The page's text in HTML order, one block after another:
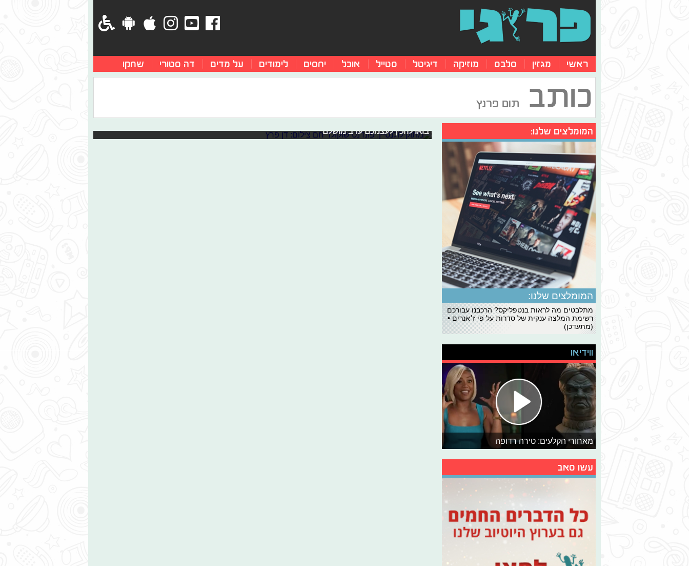
ראשי מגזין סלבס מוזיקה דיגיטל סטייל אוכל יחסים לימודים על מדים דה סטורי שחקו
כותב תום פרנץ
בואו להכין לעצמכם ערב מושלם
המומלצים שלנו:
המומלצים שלנו:
מתלבטים מה לראות בנטפליקס? הרכבנו עבורכם
רשימת המלצה ענקית של סדרות על פי ז׳אנרים •
(מתעדכן)
ווידיאו
מאחורי הקלעים: טירה רדופה
עשו סאב